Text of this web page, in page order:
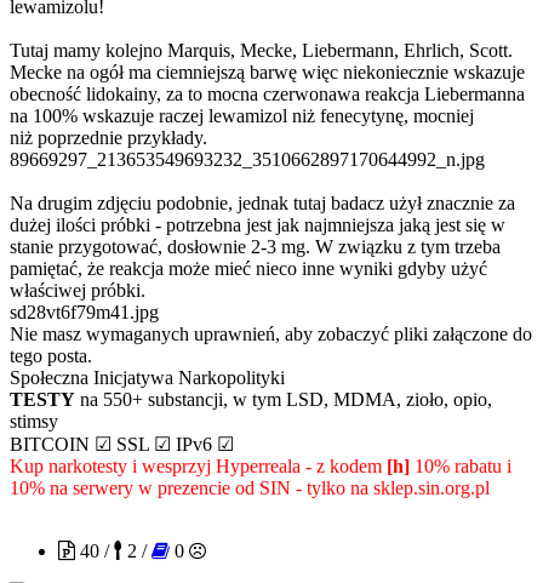
lewamizolu!
Tutaj mamy kolejno Marquis, Mecke, Liebermann, Ehrlich, Scott.
Mecke na ogół ma ciemniejszą barwę więc niekoniecznie wskazuje
obecność lidokainy, za to mocna czerwonawa reakcja Liebermanna
na 100% wskazuje raczej lewamizol niż fenecytynę, mocniej
niż poprzednie przykłady.
89669297_213653549693232_3510662897170644992_n.jpg
Na drugim zdjęciu podobnie, jednak tutaj badacz użył znacznie za
dużej ilości próbki - potrzebna jest jak najmniejsza jaką jest się w
stanie przygotować, dosłownie 2-3 mg. W związku z tym trzeba
pamiętać, że reakcja może mieć nieco inne wyniki gdyby użyć
właściwej próbki.
sd28vt6f79m41.jpg
Nie masz wymaganych uprawnień, aby zobaczyć pliki załączone do
tego posta.
Społeczna Inicjatywa Narkopolityki
TESTY na 550+ substancji, w tym LSD, MDMA, zioło, opio,
stimsy
BITCOIN ☑ SSL ☑ IPv6 ☑
Kup narkotesty i wesprzyj Hyperreala - z kodem [h] 10% rabatu i
10% na serwery w prezencie od SIN - tylko na sklep.sin.org.pl
40 /
2 / 0